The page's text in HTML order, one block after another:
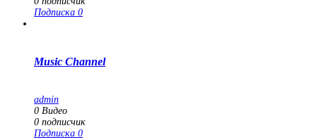
Подписка 0
Music Channel
admin
0 Видео
0 подписчик
Подписка 0